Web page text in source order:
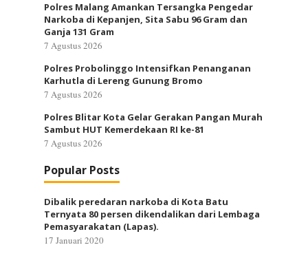
Polres Malang Amankan Tersangka Pengedar
Narkoba di Kepanjen, Sita Sabu 96 Gram dan
Ganja 131 Gram
7 Agustus 2026
Polres Probolinggo Intensifkan Penanganan
Karhutla di Lereng Gunung Bromo
7 Agustus 2026
Polres Blitar Kota Gelar Gerakan Pangan Murah
Sambut HUT Kemerdekaan RI ke-81
7 Agustus 2026
Popular Posts
Dibalik peredaran narkoba di Kota Batu
Ternyata 80 persen dikendalikan dari Lembaga
Pemasyarakatan (Lapas).
17 Januari 2020